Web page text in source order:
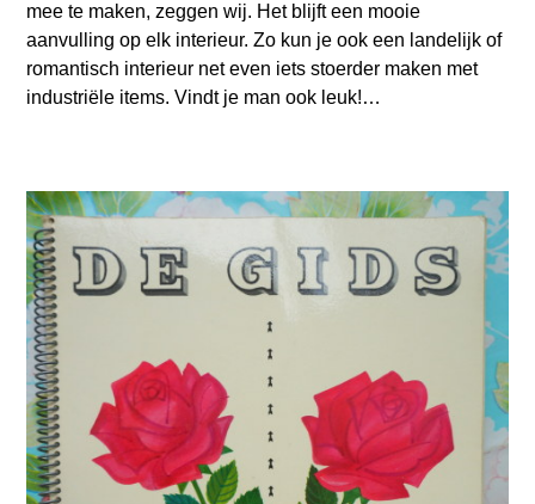
mee te maken, zeggen wij. Het blijft een mooie
aanvulling op elk interieur. Zo kun je ook een landelijk of
romantisch interieur net even iets stoerder maken met
industriële items. Vindt je man ook leuk!…